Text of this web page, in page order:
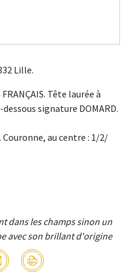
Lille.
Tête laurée à
signature DOMARD.
au centre : 1/2/
dans les champs sinon un
avec son brillant d'origine